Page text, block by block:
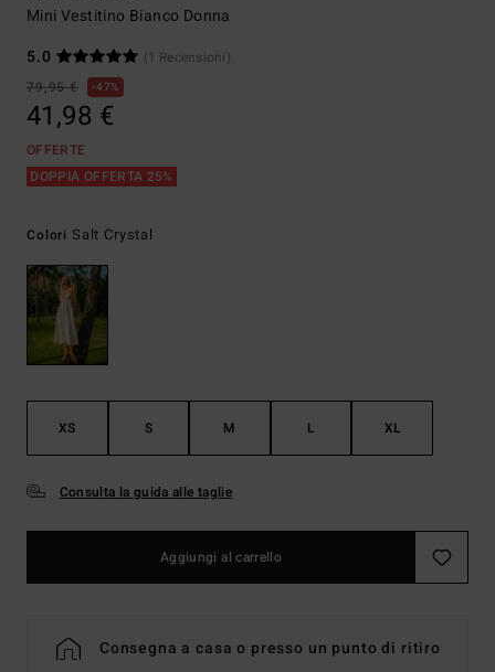
Mini Vestitino Bianco Donna
5.0
(1 Recensioni)
79,95 €
47%
41,98 €
OFFERTE
DOPPIA OFFERTA 25%
Colori Salt Crystal
XS S M L XL
Consulta la guida alle taglie
Aggiungi al carrello
Consegna a casa o presso un punto di ritiro